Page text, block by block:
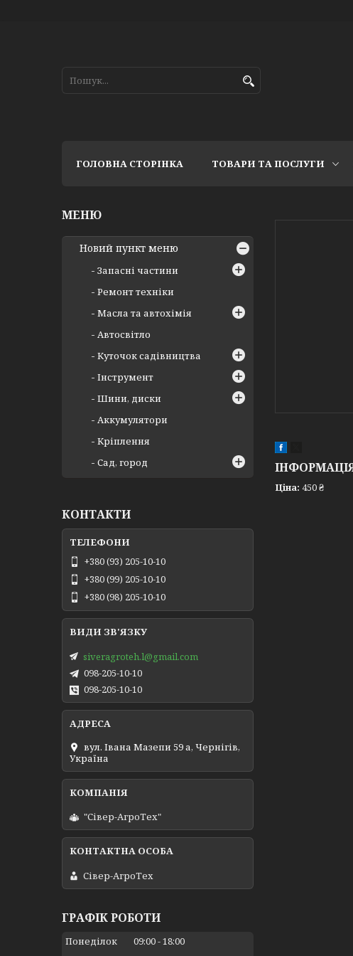
ГОЛОВНА СТОРІНКА ТОВАРИ ТА ПОСЛУГИ
Ціна: 450 ₴
Новий пункт меню
Запасні частини
Ремонт техніки
Масла та автохімія
Автосвітло
Куточок садівництва
Інструмент
Шини, диски
Аккумулятори
Кріплення
Сад, город
КОНТАКТИ
+380 (93) 205-10-10
+380 (99) 205-10-10
+380 (98) 205-10-10
siveragroteh.l@gmail.com
098-205-10-10
098-205-10-10
вул. Івана Мазепи 59 а, Чернігів,
Україна
"Сівер-АгроТех"
Сівер-АгроТех
ГРАФІК РОБОТИ
Понеділок 09:00 18:00